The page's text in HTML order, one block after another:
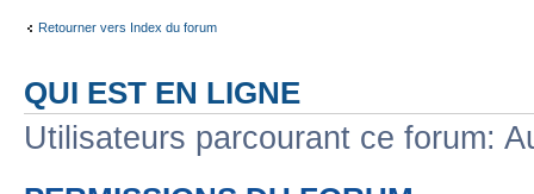
Retourner vers Index du forum
QUI EST EN LIGNE
Utilisateurs parcourant ce forum: